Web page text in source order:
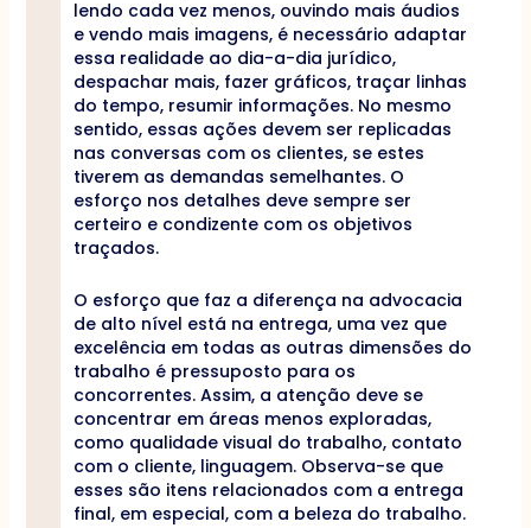
lendo cada vez menos, ouvindo mais áudios
e vendo mais imagens, é necessário adaptar
essa realidade ao dia-a-dia jurídico,
despachar mais, fazer gráficos, traçar linhas
do tempo, resumir informações. No mesmo
sentido, essas ações devem ser replicadas
nas conversas com os clientes, se estes
tiverem as demandas semelhantes. O
esforço nos detalhes deve sempre ser
certeiro e condizente com os objetivos
traçados.
O esforço que faz a diferença na advocacia
de alto nível está na entrega, uma vez que
excelência em todas as outras dimensões do
trabalho é pressuposto para os
concorrentes. Assim, a atenção deve se
concentrar em áreas menos exploradas,
como qualidade visual do trabalho, contato
com o cliente, linguagem. Observa-se que
esses são itens relacionados com a entrega
final, em especial, com a beleza do trabalho.